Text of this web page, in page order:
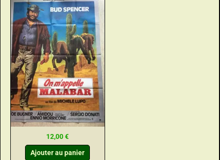
12,00€
Ajouter au panier